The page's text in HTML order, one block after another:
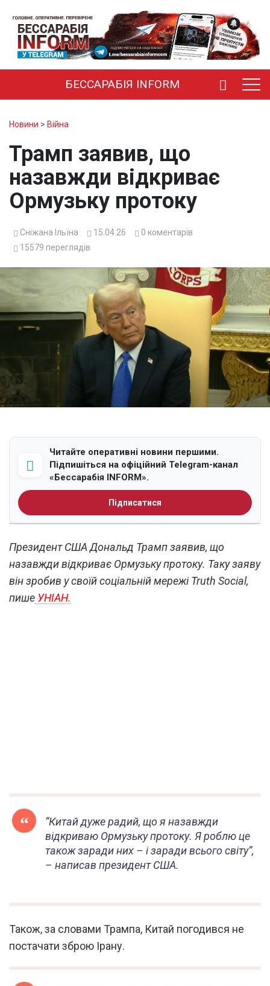
БЕССАРАБІЯ INFORM
Новини > Війна
Трамп заявив, що
назавжди відкриває
Ормузьку протоку
Сніжана Ільїна 15.04.26 0 коментарів
15579 переглядів
Читайте оперативні новини першими.
Підпишіться на офіційний Telegram-канал
«Бессарабія INFORM».
Підписатися
Президент США Дональд Трамп заявив, що
назавжди відкриває Ормузьку протоку. Таку заяву
він зробив у своїй соціальній мережі Truth Social,
пише УНІАН.
“Китай дуже радий, що я назавжди
відкриваю Ормузьку протоку. Я роблю це
також заради них – і заради всього світу”,
– написав президент США.
Також, за словами Трампа, Китай погодився не
постачати зброю Ірану.